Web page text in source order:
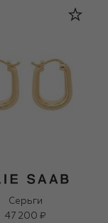
Серьги
47 200 ₽